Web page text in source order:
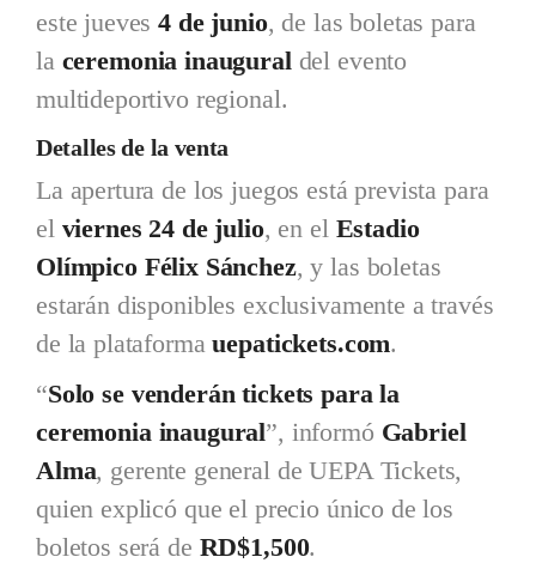
este jueves4 de junio, de las boletas para
la ceremonia inauguraldel evento
multideportivo regional.
Detalles de la venta
La apertura de los juegos está prevista para
el viernes 24 de julio, en el Estadio
Olímpico Félix Sánchez, y las boletas
estarán disponibles exclusivamente a través
de la plataformauepatickets.com.
“Solo se venderán tickets para la
ceremonia inaugural”, informó Gabriel
Alma, gerente general de UEPA Tickets,
quien explicó que el precio único de los
boletos será de RD$1,500.